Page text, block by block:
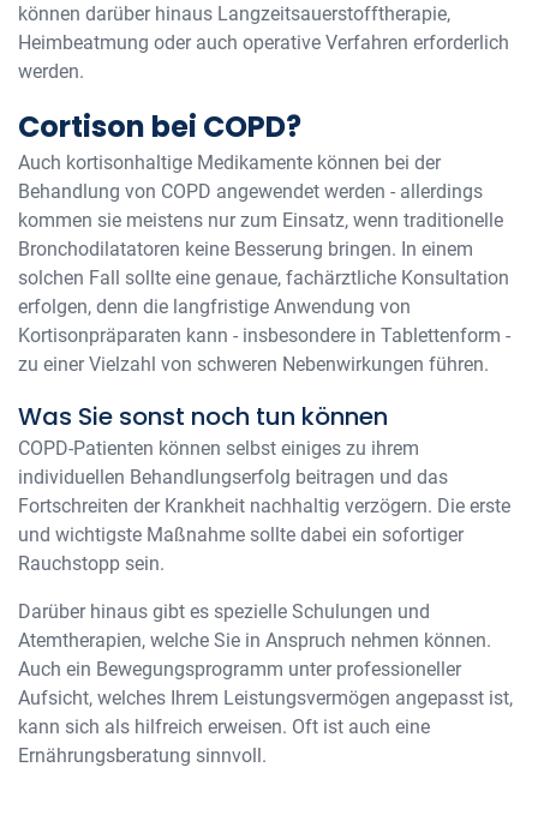
können darüber hinaus Langzeitsauerstofftherapie,
Heimbeatmung oder auch operative Verfahren erforderlich
werden.
Cortison bei COPD?
Auch kortisonhaltige Medikamente können bei der
Behandlung von COPD angewendet werden - allerdings
kommen sie meistens nur zum Einsatz, wenn traditionelle
Bronchodilatatoren keine Besserung bringen. In einem
solchen Fall sollte eine genaue, fachärztliche Konsultation
erfolgen, denn die langfristige Anwendung von
Kortisonpräparaten kann - insbesondere in Tablettenform -
zu einer Vielzahl von schweren Nebenwirkungen führen.
Was Sie sonst noch tun können
COPD-Patienten können selbst einiges zu ihrem
individuellen Behandlungserfolg beitragen und das
Fortschreiten der Krankheit nachhaltig verzögern. Die erste
und wichtigste Maßnahme sollte dabei ein sofortiger
Rauchstopp sein.
Darüber hinaus gibt es spezielle Schulungen und
Atemtherapien, welche Sie in Anspruch nehmen können.
Auch ein Bewegungsprogramm unter professioneller
Aufsicht, welches Ihrem Leistungsvermögen angepasst ist,
kann sich als hilfreich erweisen. Oft ist auch eine
Ernährungsberatung sinnvoll.